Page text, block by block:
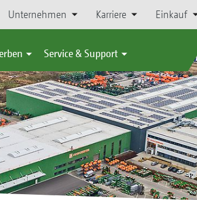
Unternehmen Karriere Einkauf
Service & Support